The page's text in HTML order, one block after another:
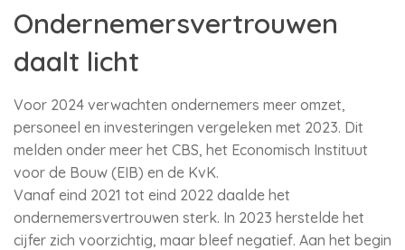
Ondernemersvertrouwen
daalt licht
Voor 2024 verwachten ondernemers meer omzet,
personeel en investeringen vergeleken met 2023. Dit
melden onder meer het CBS, het Economisch Instituut
voor de Bouw (EIB) en de KvK.
Vanaf eind 2021 tot eind 2022 daalde het
ondernemersvertrouwen sterk. In 2023 herstelde het
cijfer zich voorzichtig, maar bleef negatief. Aan het begin